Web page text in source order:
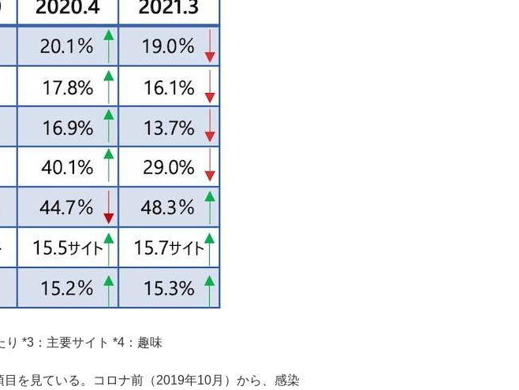
り *3 ：主要サイト *4 ：趣味
を見ている。コロナ前（2019年10月）から、感染